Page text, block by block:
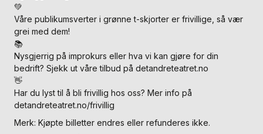
💚
Våre publikumsverter i grønne t-skjorter er frivillige, så vær
grei med dem!
📚
Nysgjerrig på improkurs eller hva vi kan gjøre for din
bedrift? Sjekk ut våre tilbud på detandreteatret.no
👋
Har du lyst til å bli frivillig hos oss? Mer info på
detandreteatret.no/frivillig
Merk: Kjøpte billetter endres eller refunderes ikke.